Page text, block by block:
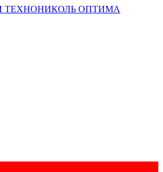
ТЕХНОНИКОЛЬ ОПТИМА